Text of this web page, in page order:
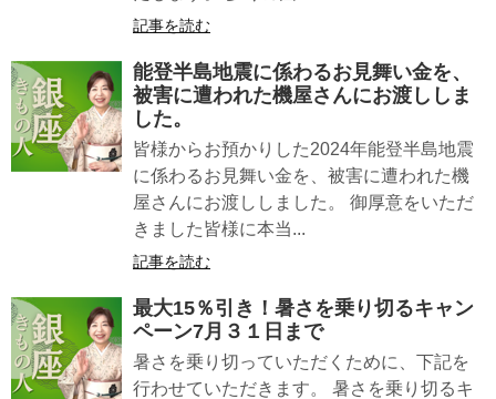
記事を読む
能登半島地震に係わるお見舞い金を、
被害に遭われた機屋さんにお渡ししま
した。
皆様からお預かりした2024年能登半島地震
に係わるお見舞い金を、被害に遭われた機
屋さんにお渡ししました。 御厚意をいただ
きました皆様に本当...
記事を読む
最大15％引き！暑さを乗り切るキャン
ペーン7月３１日まで
暑さを乗り切っていただくために、下記を
行わせていただきます。 暑さを乗り切るキ